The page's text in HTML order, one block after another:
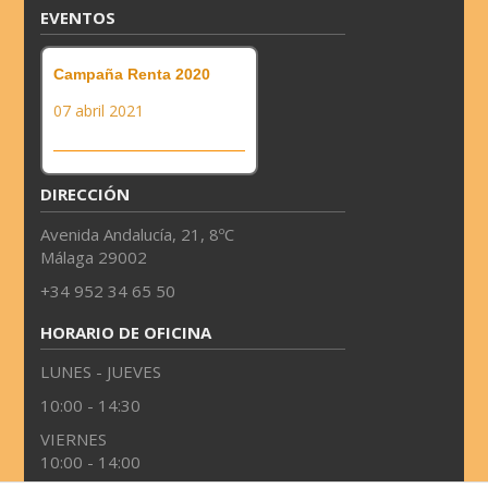
EVENTOS
Campaña Renta 2020
07 abril 2021
DIRECCIÓN
Avenida Andalucía, 21, 8ºC
Málaga 29002
+34 952 34 65 50
HORARIO DE OFICINA
LUNES - JUEVES
10:00 - 14:30
VIERNES
10:00 - 14:00